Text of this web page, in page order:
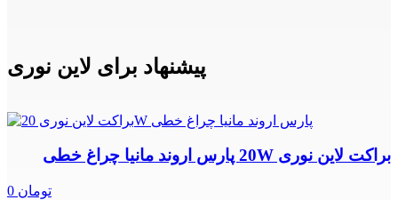
پیشنهاد برای لاین نوری
براکت لاین نوری 20W پارس اروند مانیا چراغ خطی
0 تومان